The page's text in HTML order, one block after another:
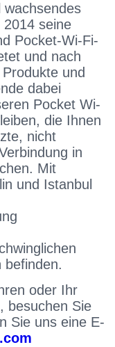
wachsendes
seine
Pocket-Wi-Fi-
und nach
und
dabei
Pocket Wi-
die Ihnen
nicht
in
Mit
und Istanbul
befinden.
oder Ihr
besuchen Sie
Sie uns eine E-